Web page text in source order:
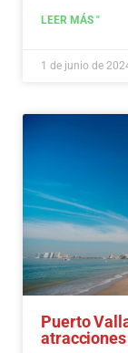
LEER MÁS "
1 de junio de
Puerto